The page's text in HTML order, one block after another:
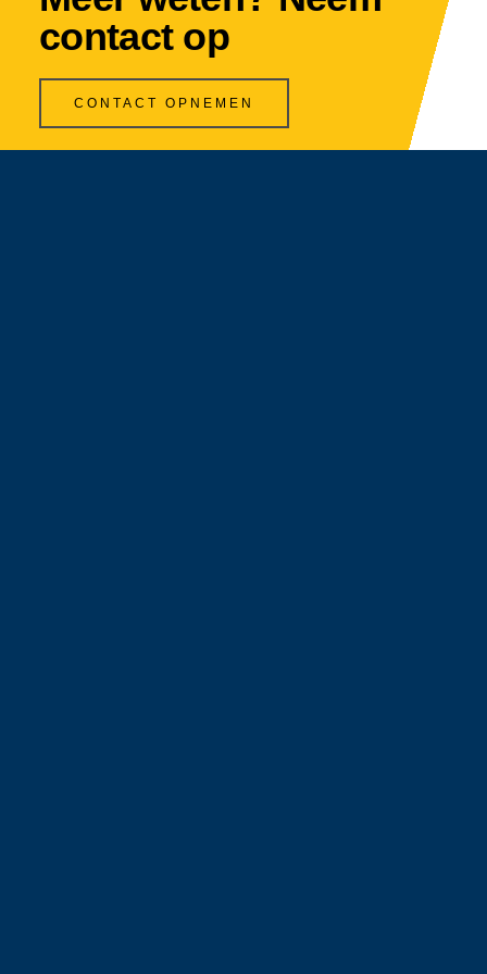
contact op
CONTACT OPNEMEN